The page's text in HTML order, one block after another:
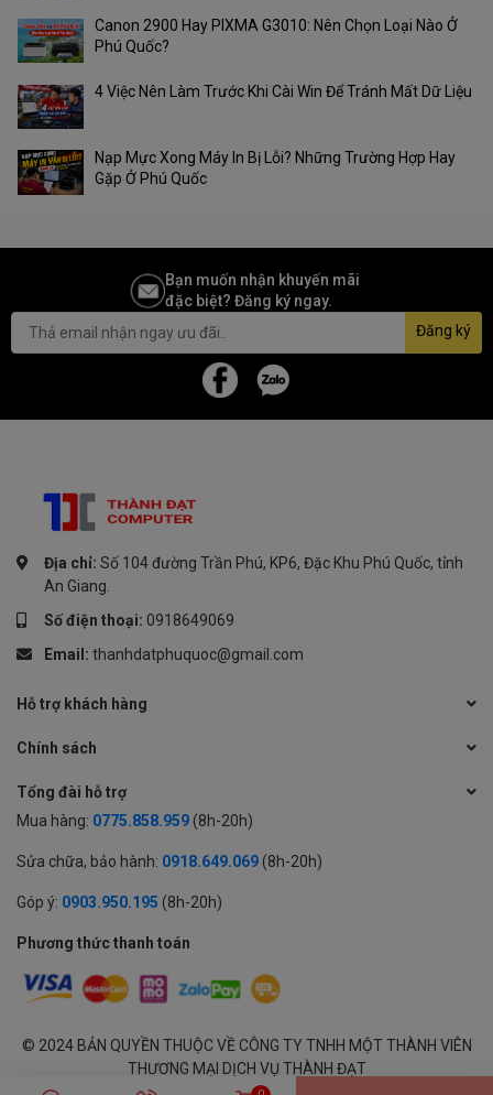
Canon 2900 Hay PIXMA G3010: Nên Chọn Loại Nào Ở
Phú Quốc?
4 Việc Nên Làm Trước Khi Cài Win Để Tránh Mất Dữ Liệu
Nạp Mực Xong Máy In Bị Lỗi? Những Trường Hợp Hay
Gặp Ở Phú Quốc
Bạn muốn nhận khuyến mãi
đặc biệt? Đăng ký ngay.
Đăng ký
Địa chỉ: Số 104 đường Trần Phú, KP6, Đặc Khu Phú Quốc, tỉnh
An Giang.
Số điện thoại: 0918649069
Email: thanhdatphuquoc@gmail.com
Hỗ trợ khách hàng
Chính sách
Tổng đài hỗ trợ
Mua hàng: 0775.858.959 (8h-20h)
Sửa chữa, bảo hành: 0918.649.069 (8h-20h)
Góp ý: 0903.950.195 (8h-20h)
Phương thức thanh toán
© 2024 BẢN QUYỀN THUỘC VỀ CÔNG TY TNHH MỘT THÀNH VIÊN
THƯƠNG MẠI DỊCH VỤ THÀNH ĐẠT
GPĐKKD: 1701594843 cấp tại Sở KH & ĐT Tỉnh An Giang | Cung cấp